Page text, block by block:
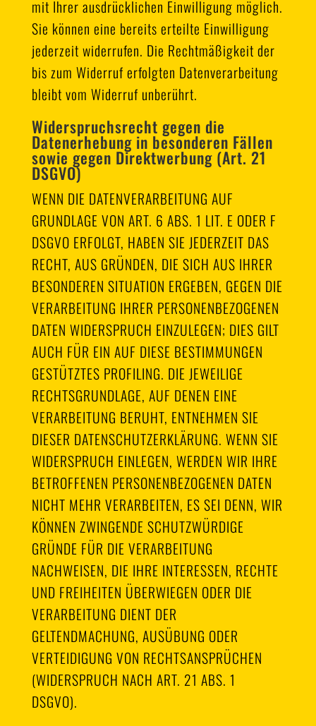
mit Ihrer ausdrücklichen Einwilligung möglich.
Sie können eine bereits erteilte Einwilligung
jederzeit widerrufen. Die Rechtmäßigkeit der
bis zum Widerruf erfolgten Datenverarbeitung
bleibt vom Widerruf unberührt.
Widerspruchsrecht gegen die
Datenerhebung in besonderen Fällen
sowie gegen Direktwerbung (Art. 21
DSGVO)
WENN DIE DATENVERARBEITUNG AUF
GRUNDLAGE VON ART. 6 ABS. 1 LIT. E ODER F
DSGVO ERFOLGT, HABEN SIE JEDERZEIT DAS
RECHT, AUS GRÜNDEN, DIE SICH AUS IHRER
BESONDEREN SITUATION ERGEBEN, GEGEN DIE
VERARBEITUNG IHRER PERSONENBEZOGENEN
DATEN WIDERSPRUCH EINZULEGEN; DIES GILT
AUCH FÜR EIN AUF DIESE BESTIMMUNGEN
GESTÜTZTES PROFILING. DIE JEWEILIGE
RECHTSGRUNDLAGE, AUF DENEN EINE
VERARBEITUNG BERUHT, ENTNEHMEN SIE
DIESER DATENSCHUTZERKLÄRUNG. WENN SIE
WIDERSPRUCH EINLEGEN, WERDEN WIR IHRE
BETROFFENEN PERSONENBEZOGENEN DATEN
NICHT MEHR VERARBEITEN, ES SEI DENN, WIR
KÖNNEN ZWINGENDE SCHUTZWÜRDIGE
GRÜNDE FÜR DIE VERARBEITUNG
NACHWEISEN, DIE IHRE INTERESSEN, RECHTE
UND FREIHEITEN ÜBERWIEGEN ODER DIE
VERARBEITUNG DIENT DER
GELTENDMACHUNG, AUSÜBUNG ODER
VERTEIDIGUNG VON RECHTSANSPRÜCHEN
(WIDERSPRUCH NACH ART. 21 ABS. 1
DSGVO).